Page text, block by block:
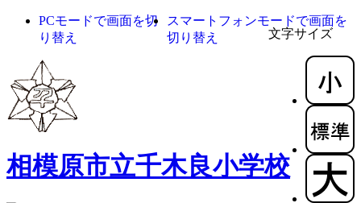
文字サイズ
PCモードで画面を切
り替え
スマートフォンモードで画面を
切り替え
相模原市立千木良小学校